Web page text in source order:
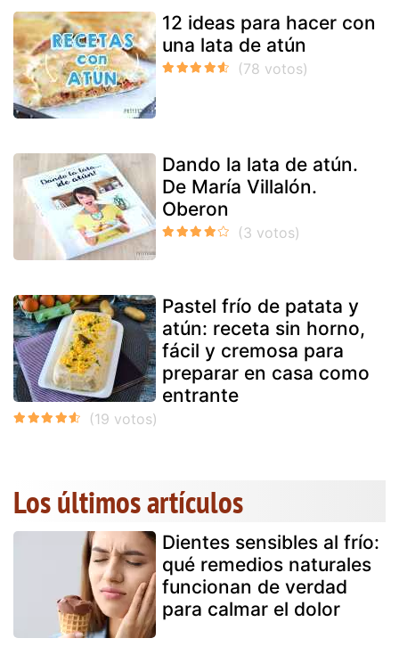
12 ideas para hacer con
una lata de atún
Dando la lata de atún.
De María Villalón.
Oberon
Pastel frío de patata y
atún: receta sin horno,
fácil y cremosa para
preparar en casa como
entrante
Los últimos artículos
Dientes sensibles al frío:
qué remedios naturales
funcionan de verdad
para calmar el dolor